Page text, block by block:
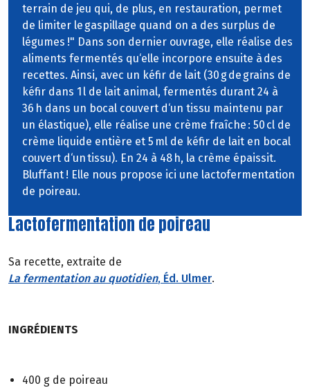
terrain de jeu qui, de plus, en restauration, permet
de limiter le gaspillage quand on a des surplus de
légumes !" Dans son dernier ouvrage, elle réalise des
aliments fermentés qu‘elle incorpore ensuite à des
recettes. Ainsi, avec un kéfir de lait (30 g de grains de
kéfir dans 1 l de lait animal, fermentés durant 24 à
36 h dans un bocal couvert d‘un tissu maintenu par
un élastique), elle réalise une crème fraîche : 50 cl de
crème liquide entière et 5 ml de kéfir de lait en bocal
couvert d‘un tissu). En 24 à 48 h, la crème épaissit.
Bluffant ! Elle nous propose ici une lactofermentation
de poireau.
Lactofermentation de poireau
Sa recette, extraite de
La fermentation au quotidien, Éd. Ulmer.
INGRÉDIENTS
400 g de poireau